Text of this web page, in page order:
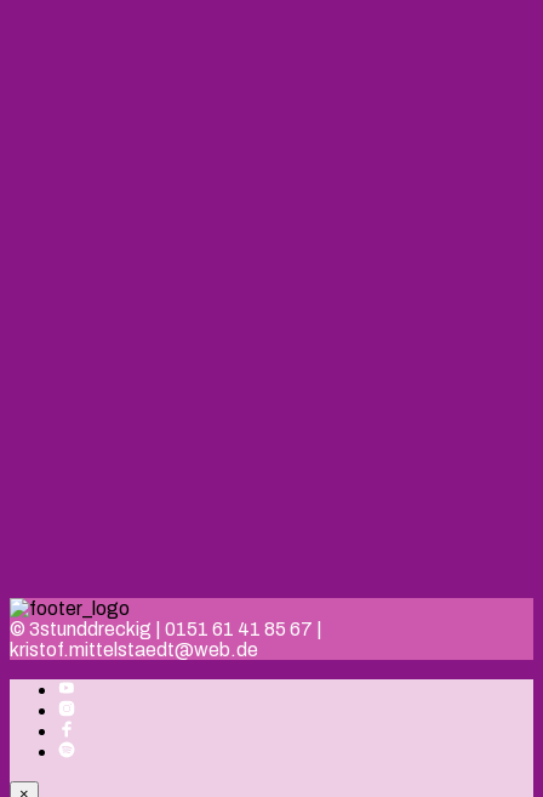
© 3stunddreckig | 0151 61 41 85 67 |
kristof.mittelstaedt@web.de